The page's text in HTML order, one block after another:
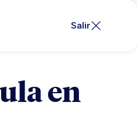
Salir
en